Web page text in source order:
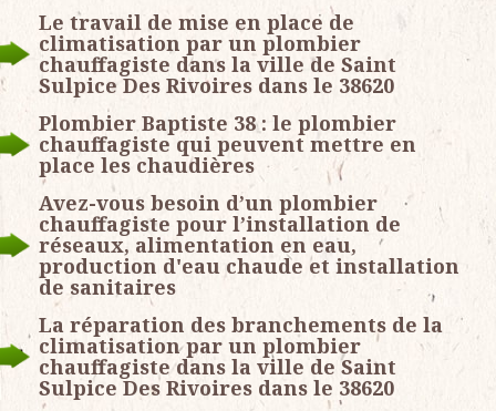
Le travail de mise en place de
climatisation par un plombier
chauffagiste dans la ville de Saint
Sulpice Des Rivoires dans le 38620
Plombier Baptiste 38 : le plombier
chauffagiste qui peuvent mettre en
place les chaudières
Avez-vous besoin d’un plombier
chauffagiste pour l’installation de
réseaux, alimentation en eau,
production d'eau chaude et installation
de sanitaires
La réparation des branchements de la
climatisation par un plombier
chauffagiste dans la ville de Saint
Sulpice Des Rivoires dans le 38620